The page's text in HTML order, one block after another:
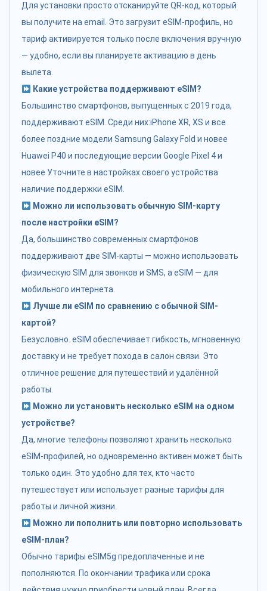
Для установки просто отсканируйте QR-код, который
вы получите на email. Это загрузит eSIM-профиль, но
тариф активируется только после включения вручную
— удобно, если вы планируете активацию в день
вылета.
Какие устройства поддерживают eSIM?
Большинство смартфонов, выпущенных с 2019 года,
поддерживают eSIM. Среди них:iPhone XR, XS и все
более поздние модели Samsung Galaxy Fold и новее
Huawei P40 и последующие версии Google Pixel 4 и
новее Уточните в настройках своего устройства
наличие поддержки eSIM.
Можно ли использовать обычную SIM-карту
после настройки eSIM?
Да, большинство современных смартфонов
поддерживают две SIM-карты — можно использовать
физическую SIM для звонков и SMS, а eSIM — для
мобильного интернета.
Лучше ли eSIM по сравнению с обычной SIM-
картой?
Безусловно. eSIM обеспечивает гибкость, мгновенную
доставку и не требует похода в салон связи. Это
отличное решение для путешествий и удалённой
работы.
Можно ли установить несколько eSIM на одном
устройстве?
Да, многие телефоны позволяют хранить несколько
eSIM-профилей, но одновременно активен может быть
только один. Это удобно для тех, кто часто
путешествует или использует разные тарифы для
работы и личной жизни.
Можно ли пополнить или повторно использовать
eSIM-план?
Обычно тарифы eSIM5g предоплаченные и не
пополняются. По окончании трафика или срока